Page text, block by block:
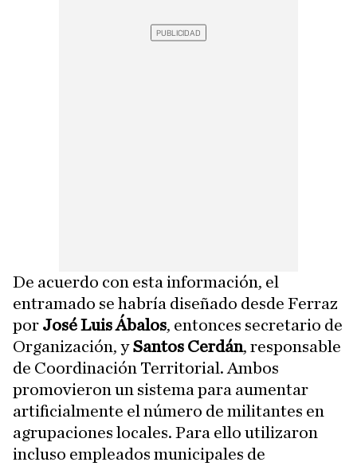
De acuerdo con esta información, el
entramado se habría diseñado desde Ferraz
por José Luis Ábalos, entonces secretario de
Organización, ySantos Cerdán, responsable
de Coordinación Territorial. Ambos
promovieron un sistema para aumentar
artificialmente el número de militantes en
agrupaciones locales. Para ello utilizaron
incluso empleados municipales de